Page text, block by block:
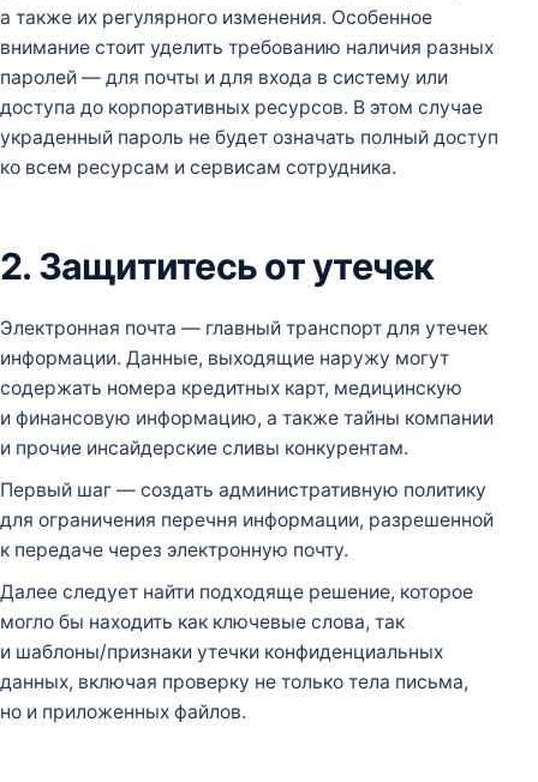
а также их регулярного изменения. Особенное
внимание стоит уделить требованию наличия разных
паролей — для почты и для входа в систему или
доступа до корпоративных ресурсов. В этом случае
украденный пароль не будет означать полный доступ
ко всем ресурсам и сервисам сотрудника.
2. Защититесь от утечек
Электронная почта — главный транспорт для утечек
информации. Данные, выходящие наружу могут
содержать номера кредитных карт, медицинскую
и финансовую информацию, а также тайны компании
и прочие инсайдерские сливы конкурентам.
Первый шаг — создать административную политику
для ограничения перечня информации, разрешенной
к передаче через электронную почту.
Далее следует найти подходяще решение, которое
могло бы находить как ключевые слова, так
и шаблоны/признаки утечки конфиденциальных
данных, включая проверку не только тела письма,
но и приложенных файлов.